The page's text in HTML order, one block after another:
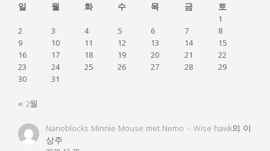
일
월 화 수 목 금
토
1
2
3 4 5 6 7
8
9
10 11 12 13 14
15
16
17 18 19 20 21
22
23
24 25 26 27 28
29
30
31
« 2월
Nanoblocks Minnie Mouse met Nemo – Wise hawk의 이
상주